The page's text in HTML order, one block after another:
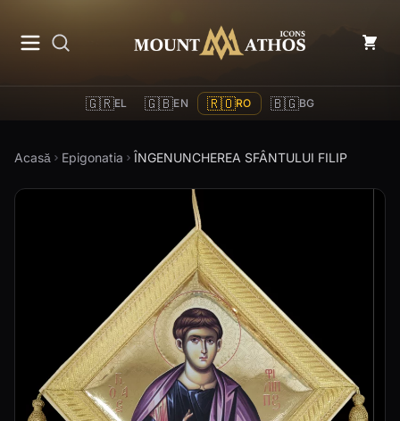
Mount Athos Icons
🇬🇷EL 🇬🇧EN 🇷🇴RO 🇧🇬BG
Acasă Epigonatia ÎNGENUNCHEREA SFÂNTULUI FILIP